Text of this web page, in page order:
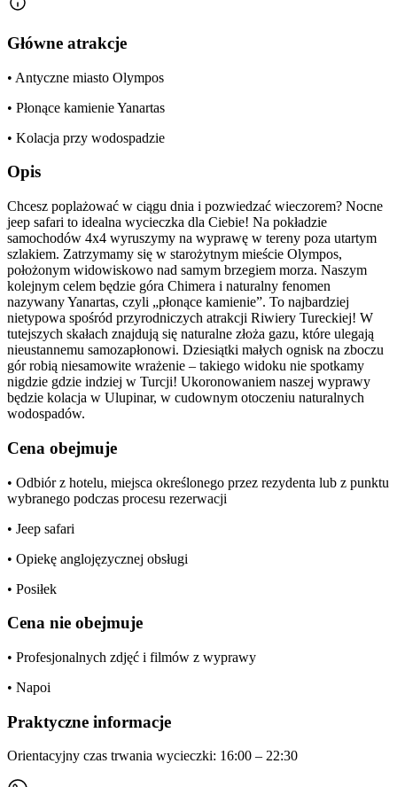
Główne atrakcje
• Antyczne miasto Olympos
• Płonące kamienie Yanartas
• Kolacja przy wodospadzie
Opis
Chcesz poplażować w ciągu dnia i pozwiedzać wieczorem? Nocne
jeep safari to idealna wycieczka dla Ciebie! Na pokładzie
samochodów 4x4 wyruszymy na wyprawę w tereny poza utartym
szlakiem. Zatrzymamy się w starożytnym mieście Olympos,
położonym widowiskowo nad samym brzegiem morza. Naszym
kolejnym celem będzie góra Chimera i naturalny fenomen
nazywany Yanartas, czyli „płonące kamienie”. To najbardziej
nietypowa spośród przyrodniczych atrakcji Riwiery Tureckiej! W
tutejszych skałach znajdują się naturalne złoża gazu, które ulegają
nieustannemu samozapłonowi. Dziesiątki małych ognisk na zboczu
gór robią niesamowite wrażenie – takiego widoku nie spotkamy
nigdzie gdzie indziej w Turcji! Ukoronowaniem naszej wyprawy
będzie kolacja w Ulupinar, w cudownym otoczeniu naturalnych
wodospadów.
Cena obejmuje
• Odbiór z hotelu, miejsca określonego przez rezydenta lub z punktu
wybranego podczas procesu rezerwacji
• Jeep safari
• Opiekę anglojęzycznej obsługi
• Posiłek
Cena nie obejmuje
• Profesjonalnych zdjęć i filmów z wyprawy
• Napoi
Praktyczne informacje
Orientacyjny czas trwania wycieczki: 16:00 – 22:30